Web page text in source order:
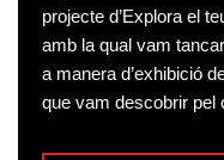
projecte d’Explora el
amb la qual vam
a manera d’exhibició
que vam descobrir pel